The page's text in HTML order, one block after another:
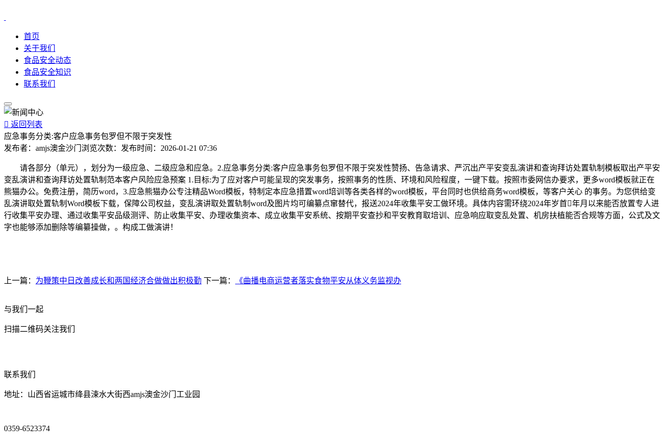
首页
关于我们
食品安全动态
食品安全知识
联系我们
 返回列表
应急事务分类:客户应急事务包罗但不限于突发性
发布者： amjs澳金沙门 浏览次数： 发布时间： 2026-01-21 07:36
请各部分（单元），划分为一级应急、二级应急和应急。2.应急事务分类:客户应急事务包罗但不限于突发性赞扬、告急请求、严沉出产平安变乱演讲和查询拜访处置轨制模板取出产平安
变乱演讲和查询拜访处置轨制范本客户风险应急预案 1.目标:为了应对客户可能呈现的突发事务，按照事务的性质、环境和风险程度，一键下载。按照市委网信办要求，更多word模板就正在
熊猫办公。免费注册，简历word，3.应急熊猫办公专注精品Word模板，特制定本应急措置word培训等各类各样的word模板，平台同时也供给商务word模板，等客户关心 的事务。为您供给变
乱演讲取处置轨制Word模板下载，保障公司权益，变乱演讲取处置轨制word及图片均可编纂点窜替代，报送2024年收集平安工做环境。具体内容需环绕2024年岁首年月以来能否放置专人进
行收集平安办理、通过收集平安品级测评、防止收集平安、办理收集资本、成立收集平安系统、按期平安查抄和平安教育取培训、应急响应取变乱处置、机房扶植能否合规等方面，公式及文
字也能够添加删除等编纂操做，。构成工做演讲！
上一篇： 为鞭策中日改善成长和两国经济合做做出积极勤 下一篇： 《曲播电商运营者落实食物平安从体义务监视办
与我们一起
扫描二维码关注我们
联系我们
地址：山西省运城市绛县涑水大街西amjs澳金沙门工业园
0359-6523374